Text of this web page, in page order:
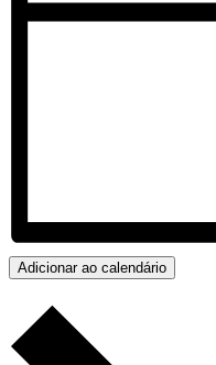
Adicionar ao calendário